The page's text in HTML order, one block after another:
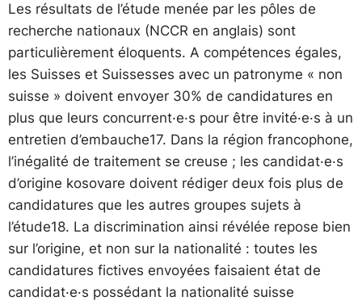
Les résultats de l’étude menée par les pôles de
recherche nationaux (NCCR en anglais) sont
particulièrement éloquents. A compétences égales,
les Suisses et Suissesses avec un patronyme « non
suisse » doivent envoyer 30% de candidatures en
plus que leurs concurrent·e·s pour être invité·e·s à un
entretien d’embauche17. Dans la région francophone,
l’inégalité de traitement se creuse ; les candidat·e·s
d’origine kosovare doivent rédiger deux fois plus de
candidatures que les autres groupes sujets à
l’étude18. La discrimination ainsi révélée repose bien
sur l’origine, et non sur la nationalité : toutes les
candidatures fictives envoyées faisaient état de
candidat·e·s possédant la nationalité suisse